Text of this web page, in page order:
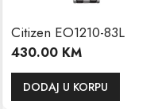
EO1210-83L
KM
U KORPU